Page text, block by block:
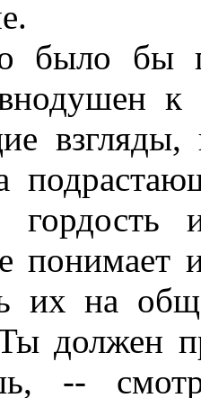
бы
взгляды,
гордость
понимает
их на
должен
--